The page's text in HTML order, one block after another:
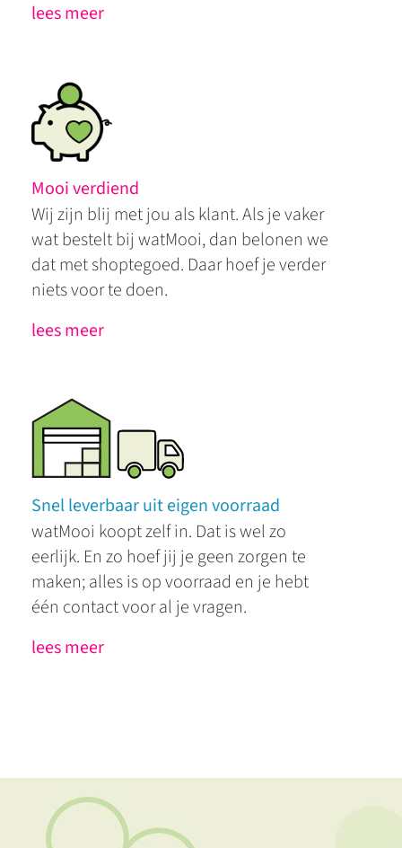
lees meer
Mooi verdiend
Wij zijn blij met jou als klant. Als je vaker
wat bestelt bij watMooi, dan belonen we
dat met shoptegoed. Daar hoef je verder
niets voor te doen.
lees meer
Snel leverbaar uit eigen voorraad
watMooi koopt zelf in. Dat is wel zo
eerlijk. En zo hoef jij je geen zorgen te
maken; alles is op voorraad en je hebt
één contact voor al je vragen.
lees meer